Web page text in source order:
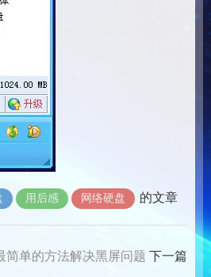
用后感 网络硬盘 的文章
简单的方法解决黑屏问题 下一篇